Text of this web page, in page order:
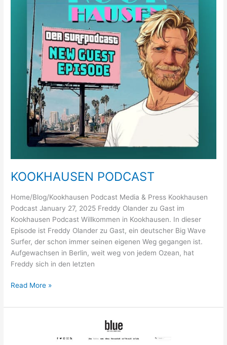
KOOKHAUSEN PODCAST
Home/Blog/Kookhausen Podcast Media & Press Kookhausen
Podcast January 27, 2025 Freddy Olander zu Gast im
Kookhausen Podcast Willkommen in Kookhausen. In dieser
Episode ist Freddy Olander zu Gast, ein deutscher Big Wave
Surfer, der schon immer seinen eigenen Weg gegangen ist.
Aufgewachsen in Berlin, weit weg von jedem Ozean, hat
Freddy sich in den letzten
KOOKHAUSEN
Read More »